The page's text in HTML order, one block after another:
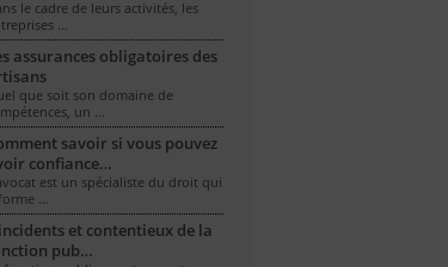
le cadre de leurs activités, les
…
assurances obligatoires des
que soit son domaine de
un …
savoir si vous pouvez
confiance…
est un spécialiste du droit qui
…
et contentieux de la
pub…